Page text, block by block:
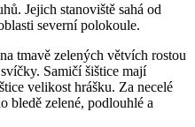
Jejich stanoviště sahá od
severní polokoule.
tmavě zelených větvích rostou
Samičí šištice mají
velikost hrášku. Za necelé
bledě zelené, podlouhlé a